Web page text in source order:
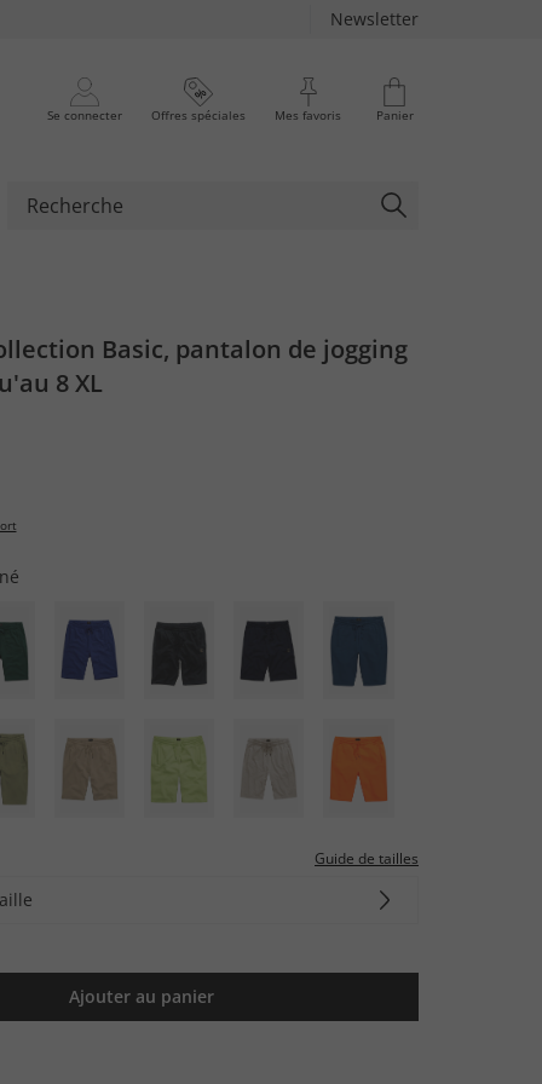
Newsletter
Se connecter Offres spéciales Mes favoris Panier
Basic, pantalon de jogging
8 XL
Guide de tailles
Ajouter au panier